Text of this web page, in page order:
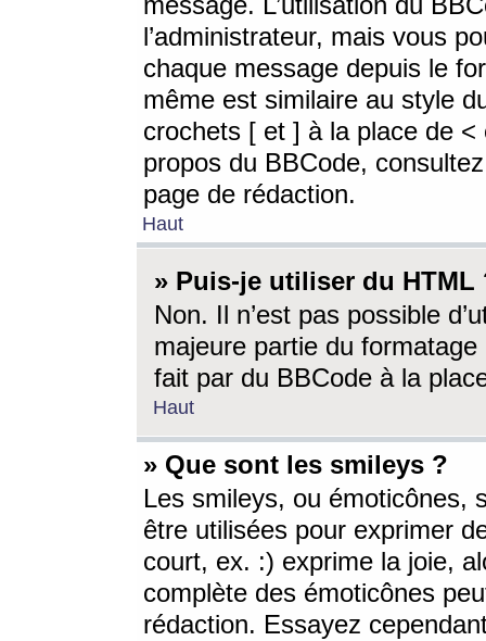
l’administrateur, mais vous
chaque message depuis le
même est similaire au style
crochets [ et ] à la place de <
propos du BBCode,
page de rédaction.
Haut
» Puis-je utiliser du HTML
Non. Il n’est pas possible
majeure partie du
fait par du BBCode à la
Haut
» Que sont les smileys ?
Les smileys, ou émoticônes,
être utilisées pour exprimer
court, ex. :) exprime la joie,
complète des émoticônes
rédaction. Essayez